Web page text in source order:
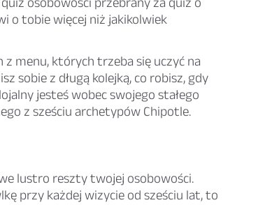
o tobie więcej niż jakikolwiek
z menu, których trzeba się uczyć na
sobie z długą kolejką, co robisz, gdy
jesteś wobec swojego stałego
z sześciu archetypów Chipotle.
lustro reszty twojej osobowości.
przy każdej wizycie od sześciu lat, to